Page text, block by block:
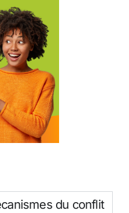
du conflit